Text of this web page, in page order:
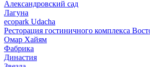
Александровский сад
Лагуна
ecopark Udacha
Ресторация гостиничного комплекса
Омар Хайям
Фабрика
Династия